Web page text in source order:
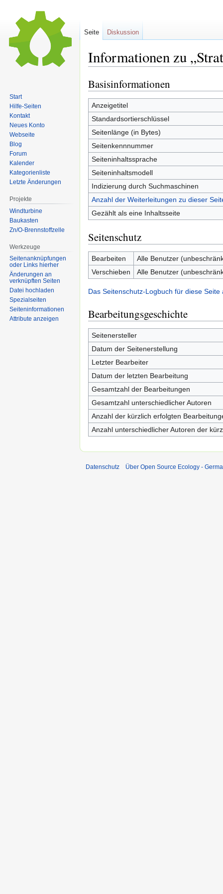
Informationen zu
Zur
Navigation
springen
Zur
Suche
springen
Basisinformationen
Anzeigetitel
Standardsortierschlüssel
Seitenlänge (in Bytes)
Seitenkennnummer
Seiteninhaltssprache
Seiteninhaltsmodell
Indizierung durch Suchmaschinen
Anzahl der Weiterleitungen zu dieser
Gezählt als eine Inhaltsseite
Seitenschutz
Bearbeiten
Alle Benutzer
Verschieben
Alle Benutzer
Das Seitenschutz-Logbuch für diese Seite
Bearbeitungsgeschichte
Seitenersteller
Datum der Seitenerstellung
Letzter Bearbeiter
Datum der letzten Bearbeitung
Gesamtzahl der Bearbeitungen
Gesamtzahl unterschiedlicher Autoren
Anzahl der kürzlich erfolgten
Anzahl unterschiedlicher Autoren der
Seite Diskussion
Start
Hilfe-Seiten
Kontakt
Neues Konto
Webseite
Blog
Forum
Kalender
Kategorienliste
Letzte Änderungen
Projekte
Windturbine
Baukasten
Zn/O-Brennstoffzelle
Werkzeuge
Seitenanknüpfungen
oder Links hierher
Änderungen an
verknüpften Seiten
Datei hochladen
Spezialseiten
Seiten­informationen
Attribute anzeigen
Datenschutz Über Open Source Ecology -